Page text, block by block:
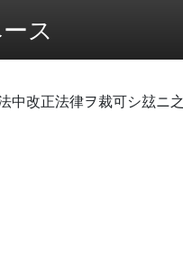
ス
中改正法律ヲ裁可シ玆ニ